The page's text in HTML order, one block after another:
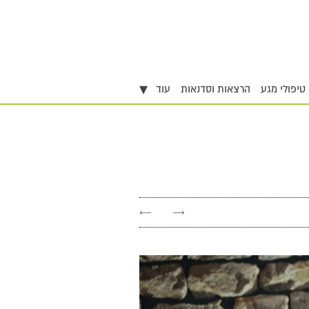
טיפולי מגע הרצאות וסדנאות עוד ▾
→
←